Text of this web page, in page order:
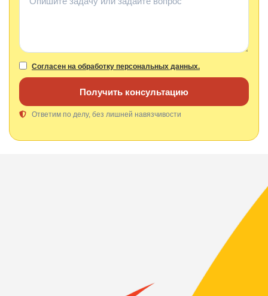
Согласен на обработку персональных данных.
Получить консультацию
Ответим по делу, без лишней навязчивости